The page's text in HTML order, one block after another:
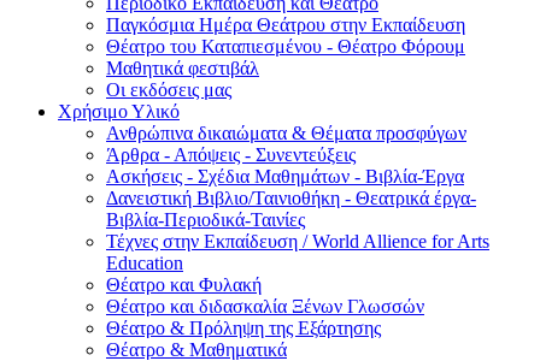
Παγκόσμια Ημέρα Θεάτρου στην Εκπαίδευση
Θέατρο του Καταπιεσμένου - Θέατρο Φόρουμ
Μαθητικά φεστιβάλ
Οι εκδόσεις μας
Χρήσιμο Υλικό
Ανθρώπινα δικαιώματα & Θέματα προσφύγων
Άρθρα - Απόψεις - Συνεντεύξεις
Ασκήσεις - Σχέδια Μαθημάτων - Βιβλία-Έργα
Δανειστική Βιβλιο/Ταινιοθήκη - Θεατρικά έργα-
Βιβλία-Περιοδικά-Ταινίες
Τέχνες στην Εκπαίδευση / World Allience for Arts
Education
Θέατρο και Φυλακή
Θέατρο και διδασκαλία Ξένων Γλωσσών
Θέατρο & Πρόληψη της Εξάρτησης
Θέατρο & Μαθηματικά